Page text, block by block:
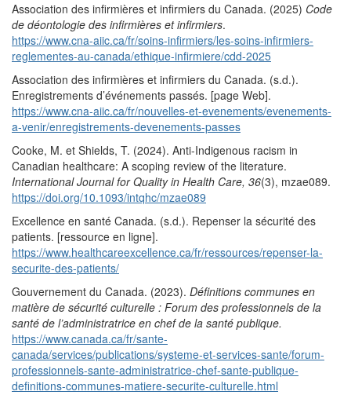
Association des infirmières et infirmiers du Canada. (2025) Code
de déontologie des infirmières et infirmiers.
https://www.cna-aiic.ca/fr/soins-infirmiers/les-soins-infirmiers-
reglementes-au-canada/ethique-infirmiere/cdd-2025
Association des infirmières et infirmiers du Canada. (s.d.).
Enregistrements d’événements passés. [page Web].
https://www.cna-aiic.ca/fr/nouvelles-et-evenements/evenements-
a-venir/enregistrements-devenements-passes
Cooke, M. et Shields, T. (2024). Anti-Indigenous racism in
Canadian healthcare: A scoping review of the literature.
International Journal for Quality in Health Care, 36(3), mzae089.
https://doi.org/10.1093/intqhc/mzae089
Excellence en santé Canada. (s.d.). Repenser la sécurité des
patients. [ressource en ligne].
https://www.healthcareexcellence.ca/fr/ressources/repenser-la-
securite-des-patients/
Gouvernement du Canada. (2023). Définitions communes en
matière de sécurité culturelle : Forum des professionnels de la
santé de l’administratrice en chef de la santé publique.
https://www.canada.ca/fr/sante-
canada/services/publications/systeme-et-services-sante/forum-
professionnels-sante-administratrice-chef-sante-publique-
definitions-communes-matiere-securite-culturelle.html